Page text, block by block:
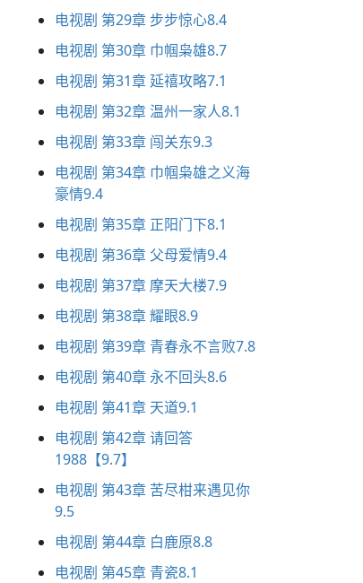
电视剧 第29章 步步惊心8.4
电视剧 第30章 巾帼枭雄8.7
电视剧 第31章 延禧攻略7.1
电视剧 第32章 温州一家人8.1
电视剧 第33章 闯关东9.3
电视剧 第34章 巾帼枭雄之义海
豪情9.4
电视剧 第35章 正阳门下8.1
电视剧 第36章 父母爱情9.4
电视剧 第37章 摩天大楼7.9
电视剧 第38章 耀眼8.9
电视剧 第39章 青春永不言败7.8
电视剧 第40章 永不回头8.6
电视剧 第41章 天道9.1
电视剧 第42章 请回答
1988【9.7】
电视剧 第43章 苦尽柑来遇见你
9.5
电视剧 第44章 白鹿原8.8
电视剧 第45章 青瓷8.1